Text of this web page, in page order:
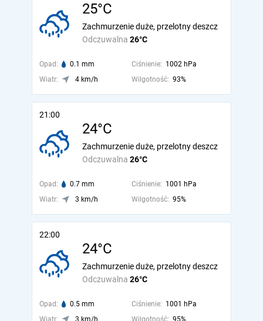
25°C
Odczuwalna 26°C
Zachmurzenie duże, przelotny deszcz
Opad: 0.1 mm Ciśnienie: 1002 hPa
Wiatr:
4 km/h Wilgotność: 93%
21:00
24°C
Odczuwalna 26°C
Zachmurzenie duże, przelotny deszcz
Opad: 0.7 mm Ciśnienie: 1001 hPa
Wiatr:
3 km/h Wilgotność: 95%
22:00
24°C
Odczuwalna 26°C
Zachmurzenie duże, przelotny deszcz
Opad: 0.5 mm Ciśnienie: 1001 hPa
Wiatr:
3 km/h Wilgotność: 95%